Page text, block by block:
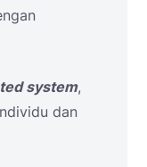
system,
dan